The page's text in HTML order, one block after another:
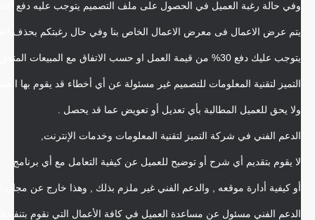
وفي حالة رغبة العميل في الحصول على ملف التصميم يتوجب عليه دفع 30% من قيمة التصميم .
يتم عرض الاعمال فى معرض الاعمال الخاص بنا وفي حال رغبتكم بحذف
يتوجب عليك دفع 30% من قيمة العمل او حسب الاتفاق مع المبيعات المتفق معكم على ذلك.
التميز لتقنية المعلومات للتصميم غير مسئولة عن أي أخطاء قد يقوم بها
ولا يحق للعميل المطالبة بأي تعديل أو تعويض عما قد يحصل .
الدعم الفني في شركة التميز لتقنية المعلومات وخدمات الإنترنت,
لا يقوم بتقديم أي شرح أو توضيح للعميل عن كيفية التعامل مع أي برنامج ,
أو كيفية أدارة موقعه , والدعم الفني غير ملزم بذلك , وهذا خارج عن
الدعم الفني مسئول عن مساعدة العميل في كافة الأعمال التي نقوم